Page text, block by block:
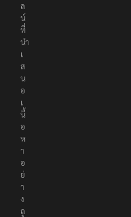
ล
น์
ที่
นำ
เ
ส
น
อ
เ
นื้
อ
ห
า
อ
ย่
า
ง
ถู